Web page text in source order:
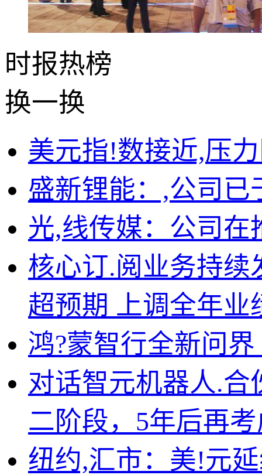
时报热榜
换一换
美元指!数接近,压
盛新锂能：,公司已
光,线传媒：公司
核心订.阅业务持续
超预期 上调全年业
鸿?蒙智行全新问
对话智元机器人.
二阶段，5年后再
纽约,汇市：美!元